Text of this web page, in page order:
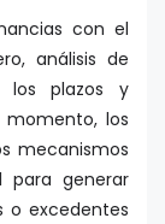
con el
análisis de
los plazos y
momento, los
mecanismos
para generar
o excedentes